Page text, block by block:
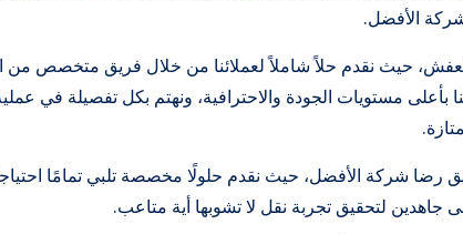
الأفضل.
حيث نقدم حلاً شاملاً لعملائنا من خلال فريق متخصص من
مستويات الجودة والاحترافية، ونهتم بكل تفصيلة في
شركة الأفضل، حيث نقدم حلولًا مخصصة تلبي تمامًا
جاهدين لتحقيق تجربة نقل لا تشوبها أية متاعب.